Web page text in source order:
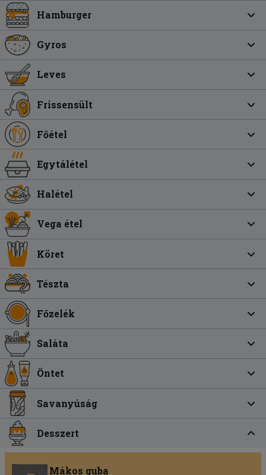
Hamburger
Gyros
Leves
Frissensült
Főétel
Egytálétel
Halétel
Vega étel
Köret
Tészta
Főzelék
Saláta
Öntet
Savanyúság
Desszert
Mákos guba